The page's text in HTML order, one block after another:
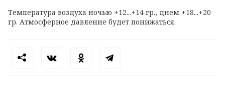
Температура воздуха ночью +12...+14 гр., днем +18...+20
гр. Атмосферное давление будет понижаться.